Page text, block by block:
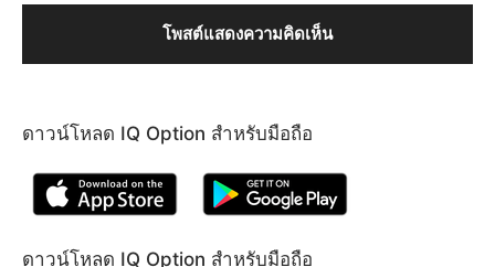
ดาวน์โหลด IQ Option สำหรับมือถือ
ดาวน์โหลด IQ Option สำหรับมือถือ